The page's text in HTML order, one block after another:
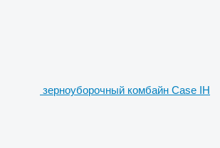
зерноуборочный комбайн Case IH